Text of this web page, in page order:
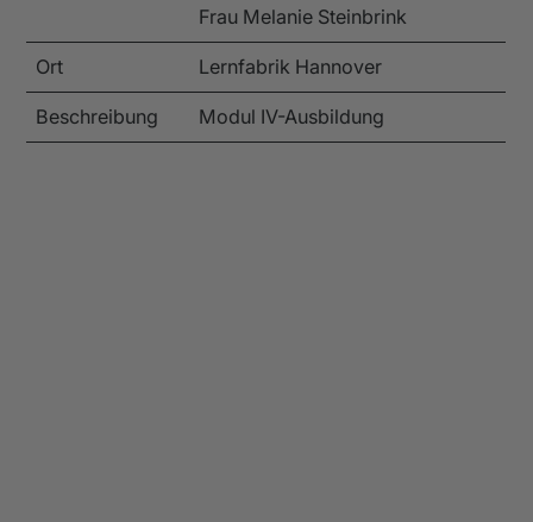
Frau Melanie Steinbrink
Ort Lernfabrik Hannover
Beschreibung Modul IV-Ausbildung